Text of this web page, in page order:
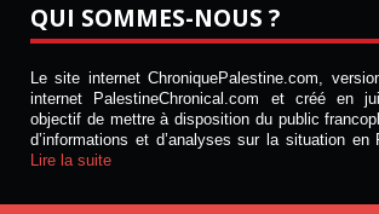
QUI SOMMES-NOUS ?
Le site internet ChroniquePalestine.com,
internet PalestineChronical.com et créé en
objectif de mettre à disposition du public
d’informations et d’analyses sur la situation en
Lire la suite